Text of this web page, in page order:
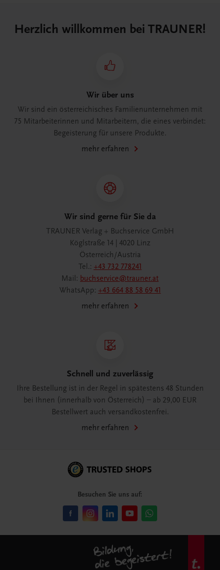
Herzlich willkommen bei TRAUNER!
Wir über uns
Wir sind ein österreichisches Familienunternehmen mit
75 Mitarbeiterinnen und Mitarbeitern, die eines verbindet:
Begeisterung für unsere Produkte.
mehr erfahren
Wir sind gerne für Sie da
TRAUNER Verlag + Buchservice GmbH
Köglstraße 14 | 4020 Linz
Österreich/Austria
Tel.: +43 732 778241
Mail: buchservice@trauner.at
WhatsApp: +43 664 88 58 69 41
mehr erfahren
Schnell und zuverlässig
Ihre Bestellung ist in der Regel in spätestens 48 Stunden
bei Ihnen (innerhalb von Österreich) – ab 29,00 EUR
Bestellwert auch versandkostenfrei.
mehr erfahren
Besuchen Sie uns auf: